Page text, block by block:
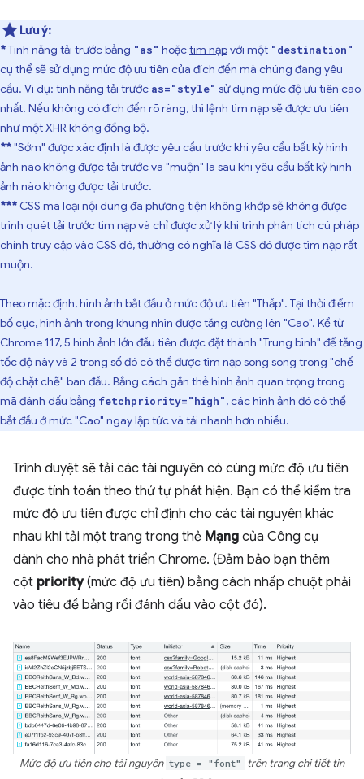
Lưu ý:
*Tính năng tải trước bằng "as" hoặctìm nạpvới một "destination"
cụ thể sẽ sử dụng mức độ ưu tiên của đích đến mà chúng đang yêu
cầu. Ví dụ: tính năng tải trước as="style" sử dụng mức độ ưu tiên cao
nhất. Nếu không có đích đến rõ ràng, thì lệnh tìm nạp sẽ được ưu tiên
như một XHR không đồng bộ.
**"Sớm" được xác định là được yêu cầu trước khi yêu cầu bất kỳ hình
ảnh nào không được tải trước và "muộn" là sau khi yêu cầu bất kỳ hình
ảnh nào không được tải trước.
*** CSS mà loại nội dung đa phương tiện không khớp sẽ không được
trình quét tải trước tìm nạp và chỉ được xử lý khi trình phân tích cú pháp
chính truy cập vào CSS đó, thường có nghĩa là CSS đó được tìm nạp rất
muộn.
Theo mặc định, hình ảnh bắt đầu ở mức độ ưu tiên "Thấp". Tại thời điểm
bố cục, hình ảnh trong khung nhìn được tăng cường lên "Cao". Kể từ
Chrome 117, 5 hình ảnh lớn đầu tiên được đặt thành "Trung bình" để tăng
tốc độ này và 2 trong số đó có thể được tìm nạp song song trong "chế
độ chặt chẽ" ban đầu. Bằng cách gắn thẻ hình ảnh quan trọng trong
mã đánh dấu bằng fetchpriority="high", các hình ảnh đó có thể
bắt đầu ở mức "Cao" ngay lập tức và tải nhanh hơn nhiều.
Trình duyệt sẽ tải các tài nguyên có cùng mức độ ưu tiên
được tính toán theo thứ tự phát hiện. Bạn có thể kiểm tra
mức độ ưu tiên được chỉ định cho các tài nguyên khác
nhau khi tải một trang trong thẻ Mạng của Công cụ
dành cho nhà phát triển Chrome. (Đảm bảo bạn thêm
cột priority(mức độ ưu tiên) bằng cách nhấp chuột phải
vào tiêu đề bảng rồi đánh dấu vào cột đó).
Mức độ ưu tiên cho tài nguyên type = "font"
trên trang chi tiết tin